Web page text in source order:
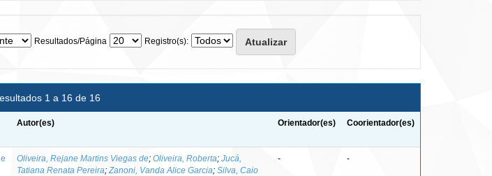
Resultados/Página Registro(s):
1 a 16 de 16
Autor(es) Orientador(es) Coorientador(es)
Oliveira, Rejane Martins Viegas de; Oliveira, Roberta; Jucá,
Tatiana Renata Pereira; Zanoni, Vanda Alice Garcia; Silva, Caio
- -